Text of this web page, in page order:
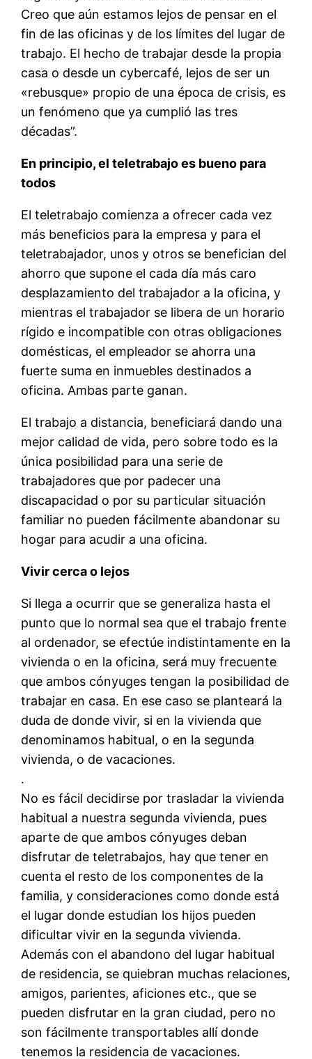
Creo que aún estamos lejos de pensar en el
fin de las oficinas y de los límites del lugar de
trabajo. El hecho de trabajar desde la propia
casa o desde un cybercafé, lejos de ser un
«rebusque» propio de una época de crisis, es
un fenómeno que ya cumplió las tres
décadas”.
En principio, el teletrabajo es bueno para
todos
El teletrabajo comienza a ofrecer cada vez
más beneficios para la empresa y para el
teletrabajador, unos y otros se benefician del
ahorro que supone el cada día más caro
desplazamiento del trabajador a la oficina, y
mientras el trabajador se libera de un horario
rígido e incompatible con otras obligaciones
domésticas, el empleador se ahorra una
fuerte suma en inmuebles destinados a
oficina. Ambas parte ganan.
El trabajo a distancia, beneficiará dando una
mejor calidad de vida, pero sobre todo es la
única posibilidad para una serie de
trabajadores que por padecer una
discapacidad o por su particular situación
familiar no pueden fácilmente abandonar su
hogar para acudir a una oficina.
Vivir cerca o lejos
Si llega a ocurrir que se generaliza hasta el
punto que lo normal sea que el trabajo frente
al ordenador, se efectúe indistintamente en la
vivienda o en la oficina, será muy frecuente
que ambos cónyuges tengan la posibilidad de
trabajar en casa. En ese caso se planteará la
duda de donde vivir, si en la vivienda que
denominamos habitual, o en la segunda
vivienda, o de vacaciones.
.
No es fácil decidirse por trasladar la vivienda
habitual a nuestra segunda vivienda, pues
aparte de que ambos cónyuges deban
disfrutar de teletrabajos, hay que tener en
cuenta el resto de los componentes de la
familia, y consideraciones como donde está
el lugar donde estudian los hijos pueden
dificultar vivir en la segunda vivienda.
Además con el abandono del lugar habitual
de residencia, se quiebran muchas relaciones,
amigos, parientes, aficiones etc., que se
pueden disfrutar en la gran ciudad, pero no
son fácilmente transportables allí donde
tenemos la residencia de vacaciones.